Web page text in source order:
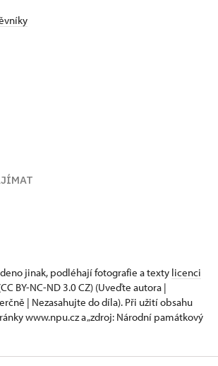
jinak, podléhají fotografie a texty licenci
BY-NC-ND 3.0 CZ) (Uveďte autora |
| Nezasahujte do díla). Při užití obsahu
www.npu.cz a „zdroj: Národní památkový